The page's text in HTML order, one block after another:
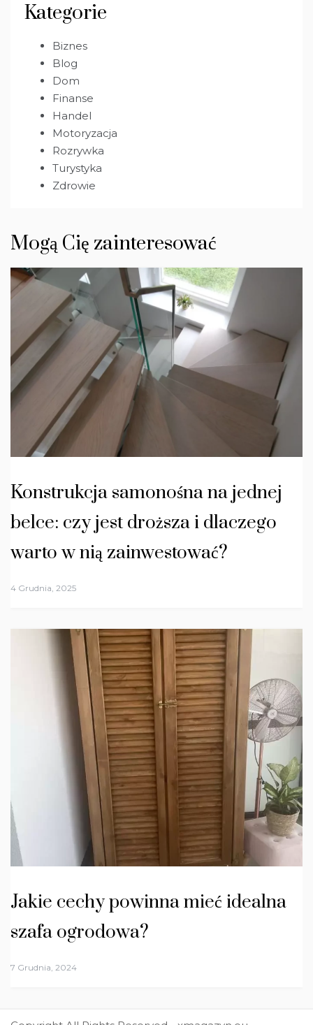
Kategorie
Biznes
Blog
Dom
Finanse
Handel
Motoryzacja
Rozrywka
Turystyka
Zdrowie
Mogą Cię zainteresować
Konstrukcja samonośna na jednej
belce: czy jest droższa i dlaczego
warto w nią zainwestować?
4 Grudnia, 2025
Jakie cechy powinna mieć idealna
szafa ogrodowa?
7 Grudnia, 2024